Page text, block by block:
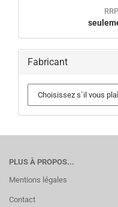
Fabricant
PLUS À PROPOS...
Mentions légales
Contact